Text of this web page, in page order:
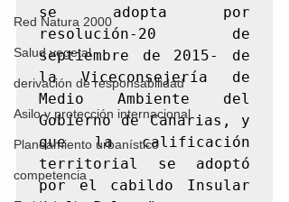
Red Natura 2000
Salud vegetal
derivación de responsabilidad
Asilo y protección internacional
Planeamiento urbanístico
competencia
se adopta por
resolución-20 de
septiembre de 2015- de
la Viceconsejería de
Medio Ambiente del
Gobierno de Canarias, y
que la calificación
territorial se adoptó
por el cabildo Insular